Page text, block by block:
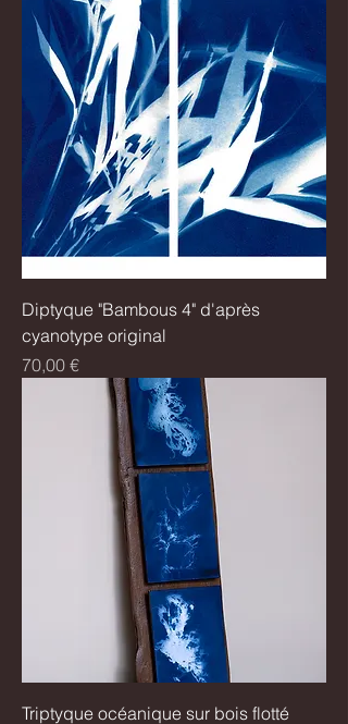
Diptyque "Bambous 4" d'après
cyanotype original
Prix
70,00 €
Triptyque océanique sur bois flotté